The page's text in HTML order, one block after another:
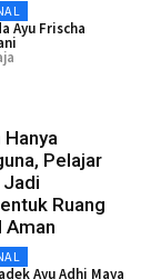
Ayu Frischa
Hanya
Pelajar
Jadi
Ruang
Aman
Ayu Adhi Maya